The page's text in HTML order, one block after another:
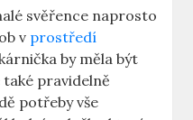
svěřence naprosto
v prostředí
by měla být
také pravidelně
potřeby vše